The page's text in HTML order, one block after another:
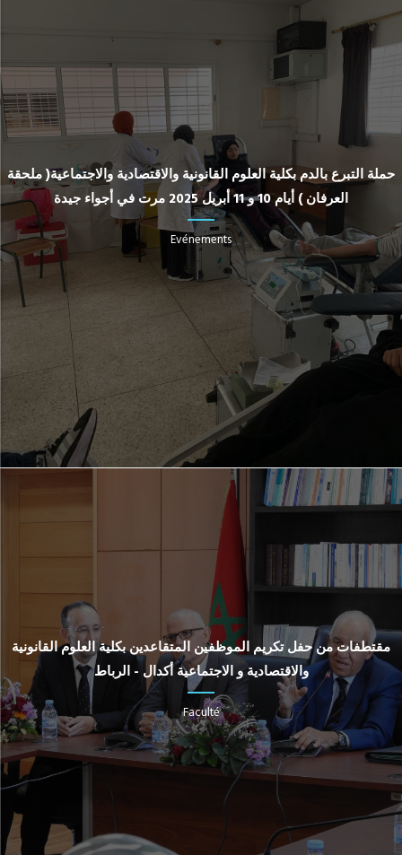
حملة التبرع بالدم بكلية العلوم القانونية والاقتصادية والاجتماعية( ملحقة
العرفان ) أيام 10 و 11 أبريل 2025 مرت في أجواء جيدة
Evénements
مقتطفات من حفل تكريم الموظفين المتقاعدين بكلية العلوم القانونية
والاقتصادية و الاجتماعية أكدال - الرباط
Faculté